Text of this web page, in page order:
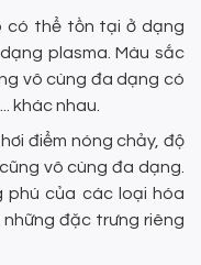
có thể tồn tại ở dạng
plasma. Màu sắc
vô cùng đa dạng có
khác nhau.
điểm nóng chảy, độ
vô cùng đa dạng.
phú của các loại hóa
những đặc trưng riêng